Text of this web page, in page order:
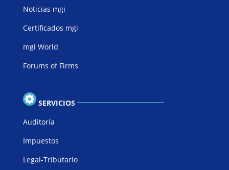
Noticias mgi
Certificados mgi
mgi World
Forums of Firms
SERVICIOS
Auditoría
Impuestos
Legal-Tributario